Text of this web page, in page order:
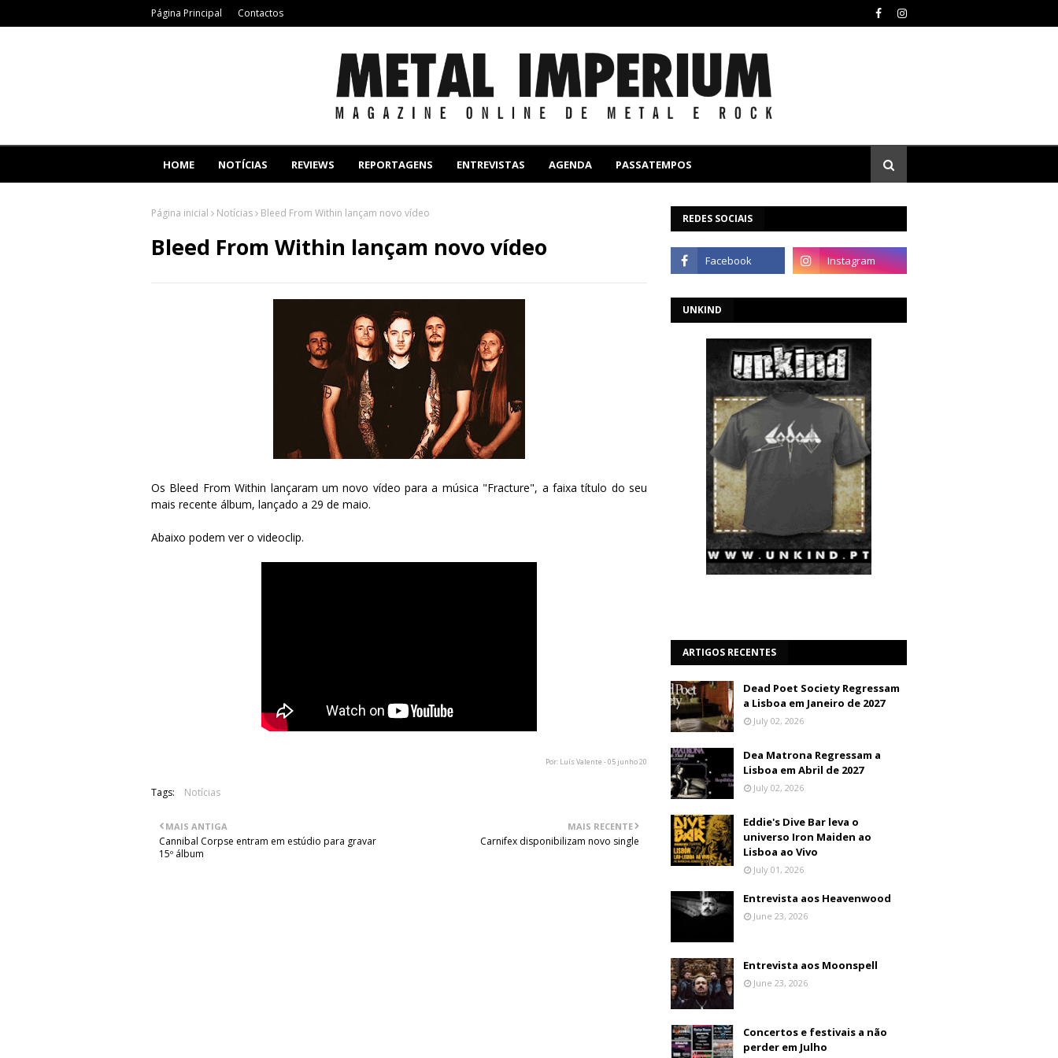
Página Principal Contactos
HOME NOTÍCIAS REVIEWS REPORTAGENS ENTREVISTAS AGENDA PASSATEMPOS
Página inicial Notícias Bleed From Within lançam novo vídeo
Bleed From Within lançam novo vídeo
Os Bleed From Within lançaram um novo vídeo para a música "Fracture", a faixa título do seu
mais recente álbum, lançado a 29 de maio.
Abaixo podem ver o videoclip.
Por: Luís Valente - 05 junho 20
Tags: Notícias
MAIS RECENTE
Carnifex disponibilizam novo single
MAIS ANTIGA
Cannibal Corpse entram em estúdio para gravar
15º álbum
REDES SOCIAIS
UNKIND
ARTIGOS RECENTES
Dead Poet Society Regressam
a Lisboa em Janeiro de 2027
July 02, 2026
Dea Matrona Regressam a
Lisboa em Abril de 2027
July 02, 2026
Eddie's Dive Bar leva o
universo Iron Maiden ao
Lisboa ao Vivo
July 01, 2026
Entrevista aos Heavenwood
June 23, 2026
Entrevista aos Moonspell
June 23, 2026
Concertos e festivais a não
perder em Julho